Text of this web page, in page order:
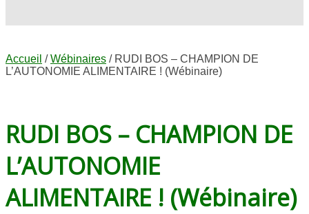
Accueil /Wébinaires / RUDI BOS – CHAMPION DE
L’AUTONOMIE ALIMENTAIRE ! (Wébinaire)
RUDI BOS – CHAMPION DE
L’AUTONOMIE
ALIMENTAIRE ! (Wébinaire)